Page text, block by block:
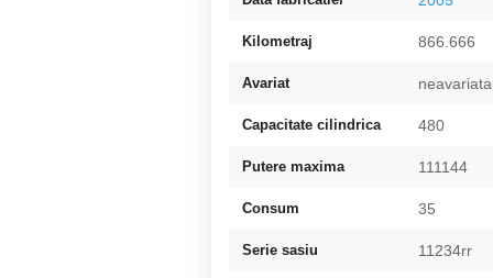
Kilometraj 866.666
Avariat neavariata
Capacitate cilindrica 480
Putere maxima 111144
Consum 35
Serie sasiu 11234rr